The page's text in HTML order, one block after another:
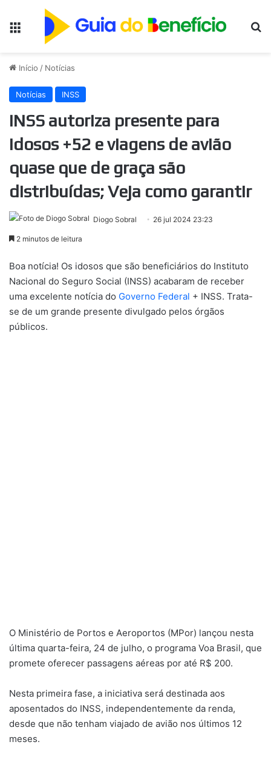
Início / Notícias
Notícias INSS
INSS autoriza presente para
idosos +52 e viagens de avião
quase que de graça são
distribuídas; Veja como garantir
Diogo Sobral 26 jul 2024 23:23
2 minutos de leitura
Boa notícia! Os idosos que são beneficiários do Instituto
Nacional do Seguro Social (INSS) acabaram de receber
uma excelente notícia do Governo Federal + INSS. Trata-
se de um grande presente divulgado pelos órgãos
públicos.
O Ministério de Portos e Aeroportos (MPor) lançou nesta
última quarta-feira, 24 de julho, o programa Voa Brasil, que
promete oferecer passagens aéreas por até R$ 200.
Nesta primeira fase, a iniciativa será destinada aos
aposentados do INSS, independentemente da renda,
desde que não tenham viajado de avião nos últimos 12
meses.